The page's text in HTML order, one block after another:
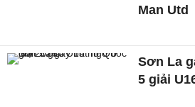
Man Utd
Sơn La
5 giải